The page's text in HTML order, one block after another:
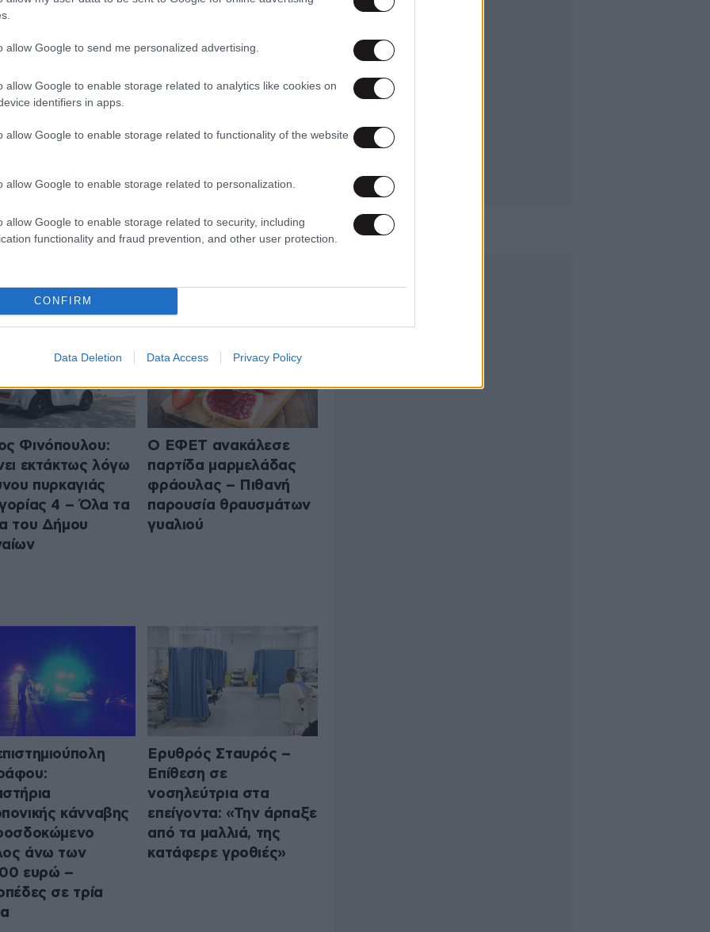
allow Google to send me personalized advertising.
allow Google to enable storage related to analytics like cookies on
identifiers in apps.
allow Google to enable storage related to functionality of the website
allow Google to enable storage related to personalization.
allow Google to enable storage related to security, including
functionality and fraud prevention, and other user protection.
CONFIRM
Data Deletion Data Access Privacy Policy
ΕΛΛΑΔΑ
Φινόπουλου:
εκτάκτως λόγω
πυρκαγιάς
4 – Όλα τα
του Δήμου
Ο ΕΦΕΤ ανακάλεσε
παρτίδα μαρμελάδας
φράουλας – Πιθανή
παρουσία θραυσμάτων
γυαλιού
κάνναβης
άνω των
ευρώ –
σε τρία
Ερυθρός Σταυρός –
Επίθεση σε
νοσηλεύτρια στα
επείγοντα: «Την άρπαξε
από τα μαλλιά, της
κατάφερε γροθιές»